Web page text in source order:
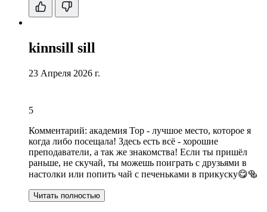
kinnsill sill
23 Апреля 2026 г.
5
Комментарий: академия Top - лучшое место, которое я
когда либо посещала! Здесь есть всë - хорошие
преподаватели, а так же знакомства! Если ты пришëл
раньше, не скучай, ты можешь поиграть с друзьями в
настолки или попить чай с печеньками в прикуску😋🥯
Читать полностью